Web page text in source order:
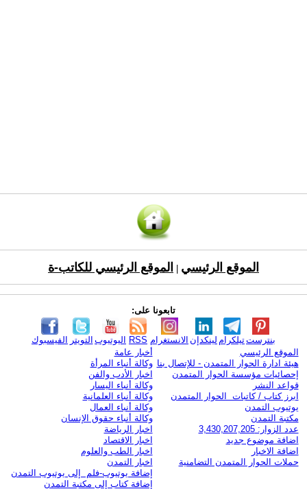
الموقع الرئيسي الموقع الرئيسي للكاتب-ة
تابعونا على:
الفيسبوك التويتر اليوتيوب RSS الانستغرام لينكدإن تيلكرامبنترست
الموقع الرئيسي
هيئة ادارة الحوار المتمدن - للإتصال بنا
إحصائيات مؤسسة الحوار المتمدن
قواعد النشر
ابرز كتاب / كاتبات الحوار المتمدن
يوتيوب التمدن
مكتبة التمدن
عدد الزوار: 3,430,207,205
اضافة موضوع جديد
اضافة الاخبار
حملات الحوار المتمدن التضامنية
أخبار عامة
وكالة أنباء المرأة
اخبار الأدب والفن
وكالة أنباء اليسار
وكالة أنباء العلمانية
وكالة أنباء العمال
وكالة أنباء حقوق الإنسان
اخبار الرياضة
اخبار الاقتصاد
اخبار الطب والعلوم
اخبار التمدن
إضافة يوتيوب-فلم إلى يوتيوب التمدن
إضافة كتاب إلى مكتبة التمدن